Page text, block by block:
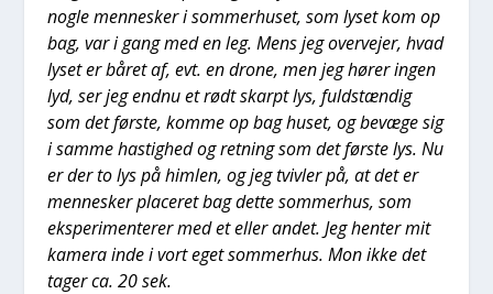
nog­le men­ne­sker i som­mer­hu­set, som lyset kom op
bag, var i gang med en leg. Mens jeg over­ve­jer, hvad
lyset er båret af, evt. en dro­ne, men jeg hører ingen
lyd, ser jeg end­nu et rødt skar­pt lys, fuld­stæn­dig
som det før­ste, kom­me op bag huset, og bevæ­ge sig
i sam­me hastig­hed og ret­ning som det før­ste lys. Nu
er der to lys på him­len, og jeg tviv­ler på, at det er
men­ne­sker pla­ce­ret bag det­te som­mer­hus, som
eks­pe­ri­men­te­rer med et eller andet. Jeg hen­ter mit
kame­ra inde i vort eget som­mer­hus. Mon ikke det
tager ca. 20 sek.